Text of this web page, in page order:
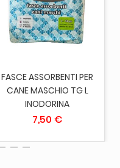
FASCE ASSORBENTI PER
CANE MASCHIO TG L
INODORINA
7,50 €